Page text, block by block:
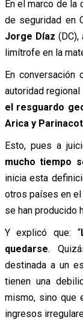
En el marco de la
de seguridad en
Jorge Díaz
limítrofe en la
En conversación
autoridad
el resguardo
Arica y
Esto, pues a
mucho tiempo
inicia esta
otros países en
se han producido
Y explicó que: “
quedarse.
destinada a un
tienen una
mismo, sino que
ingresos